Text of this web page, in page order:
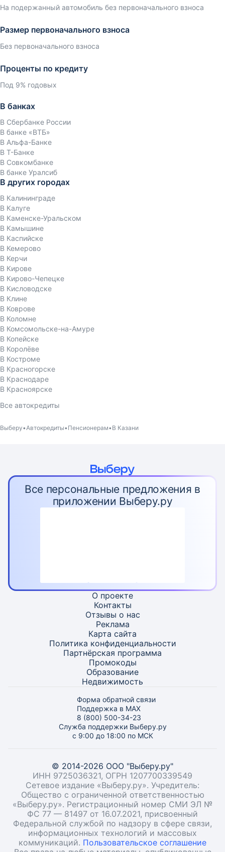
На подержанный автомобиль без первоначального взноса
Размер первоначального взноса
Без первоначального взноса
Проценты по кредиту
Под 9% годовых
В банках
В Сбербанке России
В банке «ВТБ»
В Альфа-Банке
В Т-Банке
В Совкомбанке
В банке Уралсиб
В других городах
В Калининграде
В Калуге
В Каменске-Уральском
В Камышине
В Каспийске
В Кемерово
В Керчи
В Кирове
В Кирово-Чепецке
В Кисловодске
В Клине
В Коврове
В Коломне
В Комсомольске-на-Амуре
В Копейске
В Королёве
В Костроме
В Красногорске
В Краснодаре
В Красноярске
Все автокредиты
Выберу Автокредиты Пенсионерам В Казани
Все персональные предложения в
приложении Выберу.ру
О проекте
Контакты
Отзывы о нас
Реклама
Карта сайта
Политика конфиденциальности
Партнёрская программа
Промокоды
Образование
Недвижимость
Форма обратной связи
Поддержка в MAX
8 (800) 500-34-23
Служба поддержки Выберу.ру
с 9:00 до 18:00 по МСК
© 2014-2026 ООО "Выберу.ру"
ИНН 9725036321, ОГРН 1207700339549
Сетевое издание «Выберу.ру». Учредитель:
Общество с ограниченной ответственностью
«Выберу.ру». Регистрационный номер СМИ ЭЛ №
ФС 77 — 81497 от 16.07.2021, присвоенный
Федеральной службой по надзору в сфере связи,
информационных технологий и массовых
коммуникаций. Пользовательское соглашение